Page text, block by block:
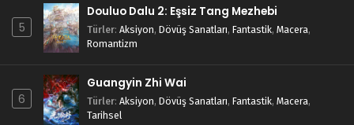
5
Douluo Dalu 2: Eşsiz Tang Mezhebi
Türler: Aksiyon, Dövüş Sanatları, Fantastik, Macera,
Romantizm
6
Guangyin Zhi Wai
Türler: Aksiyon, Dövüş Sanatları, Fantastik, Macera,
Tarihsel